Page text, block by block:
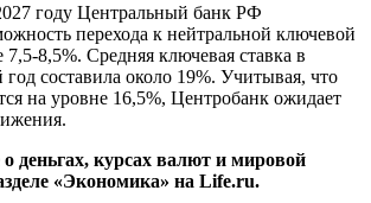
году Центральный банк РФ
перехода к нейтральной ключевой
7,5-8,5%. Средняя ключевая ставка в
составила около 19%. Учитывая, что
на уровне 16,5%, Центробанк ожидает
деньгах, курсах валют и мировой
«Экономика» на Life.ru.